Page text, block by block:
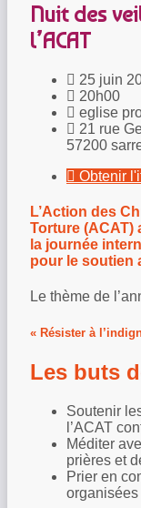
Nuit des
l’ACAT
25 juin
20h00
eglise
21 rue
57200
Obtenir
L’Action des
Torture (ACAT)
la journée
pour le soutien
Le thème de
« Résister à
Les buts
Soutenir
l’ACAT
Méditer
prières et
Prier en